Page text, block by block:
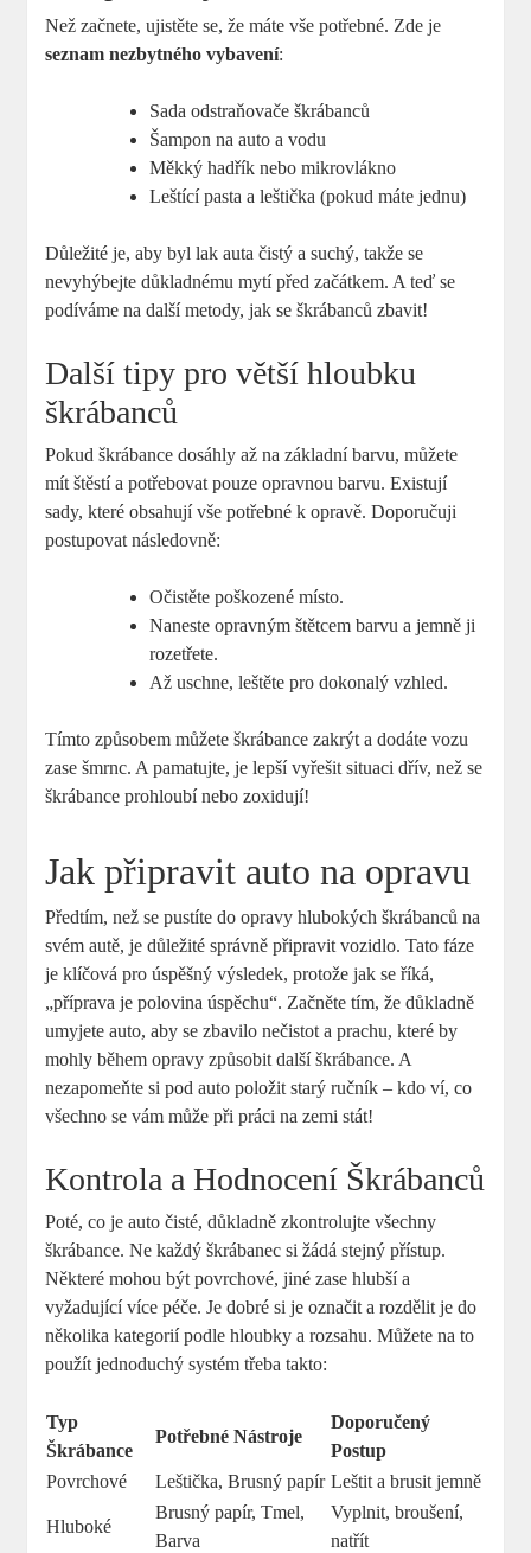
Než začnete, ujistěte se, že ​máte vše potřebné. Zde je
seznam nezbytného vybavení:
Sada odstraňovače škrábanců
Šampon na ⁣auto a vodu
Měkký hadřík nebo mikrovlákno
Leštící pasta a leštička (pokud máte jednu)
Důležité je, aby byl lak auta čistý ‍a ‍suchý, takže se
nevyhýbejte důkladnému mytí před začátkem. A teď se
podíváme ⁢na‌ další metody, jak se škrábanců zbavit!
Další⁢ tipy pro větší hloubku
škrábanců
Pokud škrábance dosáhly až na‍ základní barvu, můžete
mít štěstí ⁣a potřebovat pouze opravnou barvu. Existují
sady, které obsahují vše potřebné k opravě. Doporučuji
postupovat následovně:
Očistěte poškozené‍ místo.
Naneste‍ opravným štětcem barvu a jemně ji
rozetřete.
Až⁤ uschne, leštěte pro dokonalý vzhled.
Tímto způsobem můžete škrábance zakrýt ‍a dodáte vozu
zase šmrnc. A pamatujte, je lepší vyřešit⁤ situaci dřív, než se
škrábance prohloubí nebo zoxidují!
Jak připravit auto na opravu
Předtím, než ⁤se pustíte do opravy hlubokých ​škrábanců na
svém autě, je⁢ důležité správně připravit vozidlo. Tato fáze ​
je klíčová pro úspěšný výsledek, protože ⁣jak se říká,
„příprava‍ je polovina úspěchu“. Začněte tím, že důkladně
umyjete auto,⁣ aby se zbavilo nečistot a prachu, které by
mohly během opravy způsobit další škrábance. A⁤
nezapomeňte si pod auto ‍položit starý ručník –⁢ kdo ví, co
všechno se vám může při práci na zemi stát!
Kontrola a ⁣Hodnocení Škrábanců
Poté, co je auto čisté, důkladně zkontrolujte všechny
škrábance. Ne každý ⁤škrábanec si žádá stejný přístup.
Některé mohou být povrchové, jiné zase hlubší a
vyžadující více péče. Je dobré si je označit a rozdělit je ⁣do
několika kategorií podle hloubky ‌a rozsahu. Můžete na to
použít jednoduchý systém třeba takto:
Typ
Škrábance
Potřebné Nástroje
Doporučený‍
Postup
Povrchové
Leštička, Brusný papír Leštit ​a brusit jemně
Hluboké
Brusný papír, Tmel,
Barva
Vyplnit, broušení,
natřít